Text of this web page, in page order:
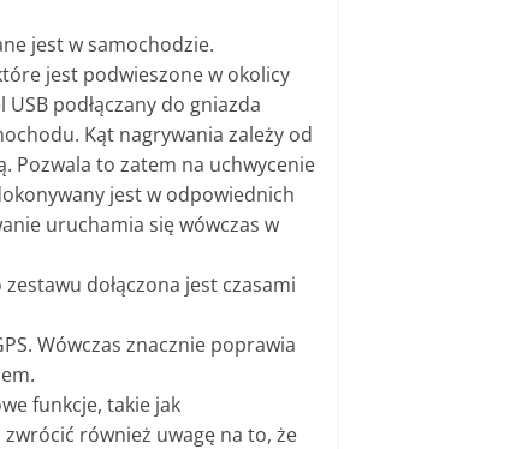
jest w samochodzie.
jest podwieszone w okolicy
podłączany do gniazda
Kąt nagrywania zależy od
Pozwala to zatem na uchwycenie
jest w odpowiednich
uruchamia się wówczas w
dołączona jest czasami
Wówczas znacznie poprawia
funkcje, takie jak
również uwagę na to, że